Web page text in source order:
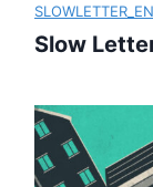
Slow